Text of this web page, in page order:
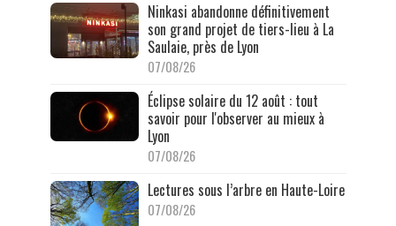
Ninkasi abandonne définitivement
son grand projet de tiers-lieu à La
Saulaie, près de Lyon
07/08/26
Éclipse solaire du 12 août : tout
savoir pour l'observer au mieux à
Lyon
07/08/26
Lectures sous l’arbre en Haute-Loire
07/08/26